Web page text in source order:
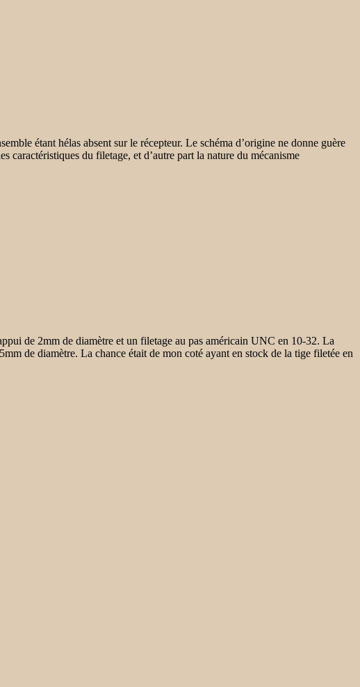
étant hélas absent sur le récepteur. Le schéma d’origine ne donne guère
caractéristiques du filetage, et d’autre part la nature du mécanisme
de 2mm de diamètre et un filetage au pas américain UNC en 10-32. La
de diamètre. La chance était de mon coté ayant en stock de la tige filetée en